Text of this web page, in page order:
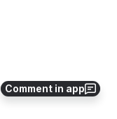
Comment in app